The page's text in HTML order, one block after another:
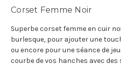
Corset Femme Noir
Superbe corset femme en cuir
burlesque, pour ajouter une
ou encore pour une séance de
courbe de vos hanches avec